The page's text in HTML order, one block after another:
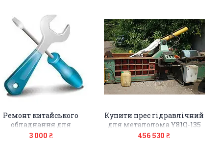
Ремонт китайського
обладнання для
металолома
3 000 ₴
Купити прес гідравлічний
для металолома Y81Q-135
456 530 ₴